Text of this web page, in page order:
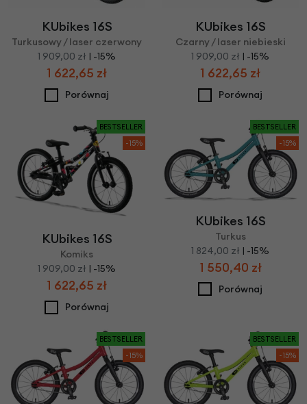
KUbikes 16S
Turkusowy / laser czerwony
1 909,00 zł | -15%
1 622,65 zł
Porównaj
KUbikes 16S
Czarny / laser niebieski
1 909,00 zł | -15%
1 622,65 zł
Porównaj
BESTSELLER
-15%
KUbikes 16S
Komiks
1 909,00 zł | -15%
1 622,65 zł
Porównaj
BESTSELLER
-15%
KUbikes 16S
Turkus
1 824,00 zł | -15%
1 550,40 zł
Porównaj
BESTSELLER
-15%
BESTSELLER
-15%